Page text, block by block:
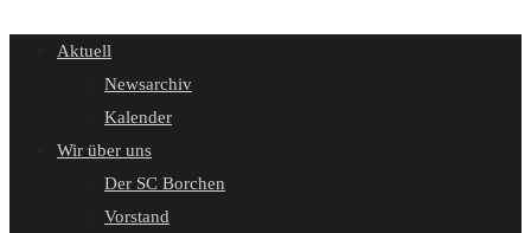
Aktuell
Newsarchiv
Kalender
Wir über uns
Der SC Borchen
Vorstand